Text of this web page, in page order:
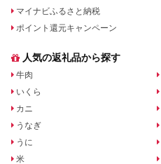
マイナビふるさと納税
ポイント還元キャンペーン
人気の返礼品から探す
牛肉
いくら
カニ
うなぎ
うに
米